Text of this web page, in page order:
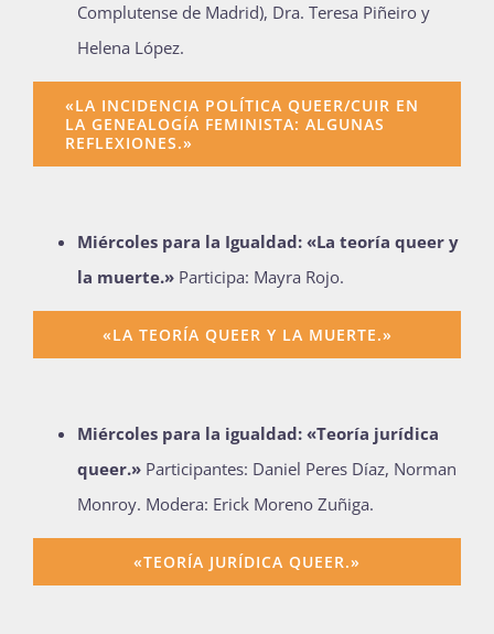
Complutense de Madrid), Dra. Teresa Piñeiro y
Helena López.
«LA INCIDENCIA POLÍTICA QUEER/CUIR EN
LA GENEALOGÍA FEMINISTA: ALGUNAS
REFLEXIONES.»
Miércoles para la Igualdad: «La teoría queer y
la muerte.» Participa: Mayra Rojo.
«LA TEORÍA QUEER Y LA MUERTE.»
Miércoles para la igualdad: «Teoría jurídica
queer.» Participantes: Daniel Peres Díaz, Norman
Monroy. Modera: Erick Moreno Zuñiga.
«TEORÍA JURÍDICA QUEER.»